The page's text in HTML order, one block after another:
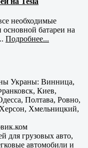
необходимые
батареи на
Подробнее...
Украны: Винница,
Киев,
Полтава, Ровно,
Хмельницкий,
для грузовых авто,
автомобили и